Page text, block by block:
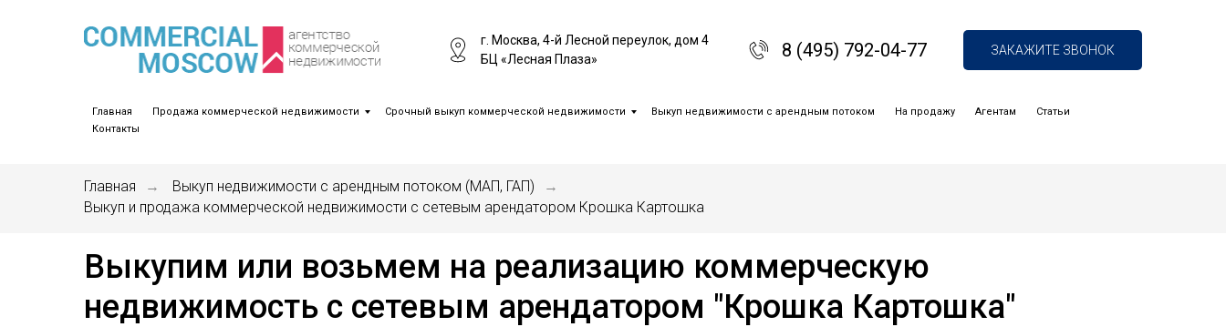
г. Москва, 4-й Лесной переулок, дом 4
БЦ «Лесная Плаза»
8 (495) 792-04-77 ЗАКАЖИТЕ ЗВОНОК
Главная Продажа коммерческой недвижимости Срочный выкуп коммерческой недвижимости Выкуп недвижимости с арендным потоком На продажу Агентам
Статьи
Контакты
Главная → Выкуп недвижимости с арендным потоком (МАП, ГАП) →
Выкуп и продажа коммерческой недвижимости с сетевым арендатором Крошка Картошка
Выкупим или возьмем на реализацию коммерческую
недвижимость с сетевым арендатором "Крошка Картошка"